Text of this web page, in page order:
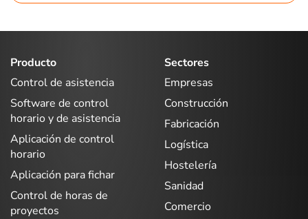
Producto
Control de asistencia
Software de control
horario y de asistencia
Aplicación de control
horario
Aplicación para fichar
Control de horas de
proyectos
Sectores
Empresas
Construcción
Fabricación
Logística
Hostelería
Sanidad
Comercio